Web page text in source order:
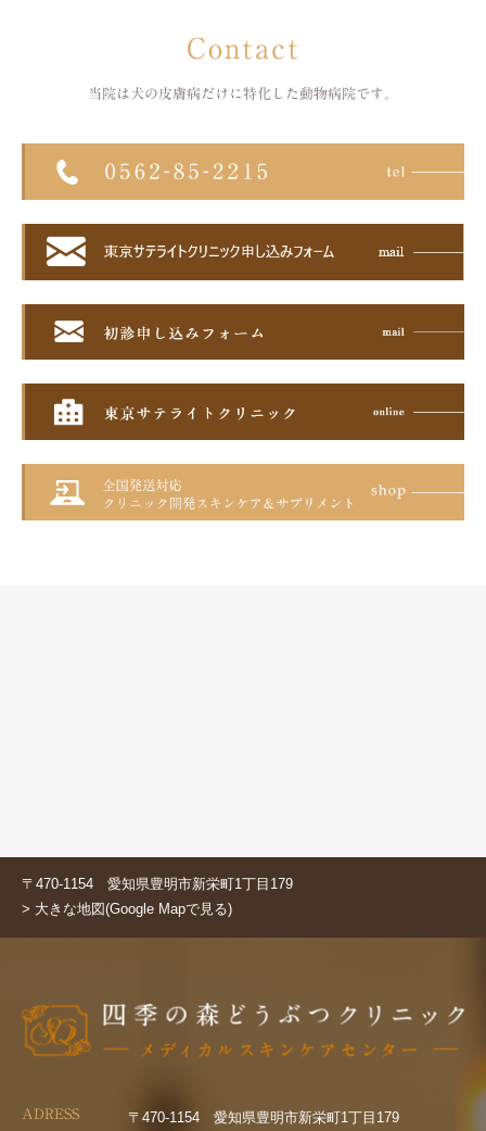
Contact
当院は犬の皮膚病だけに特化した 動物病院です。
〒470-1154 愛知県豊明市新栄町1丁目179
> 大きな地図(Google Mapで見る)
ADRESS 〒470-1154 愛知県豊明市新栄町1丁目179